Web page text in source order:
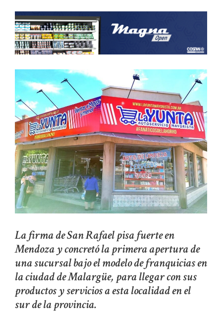
La firma de San Rafael pisa fuerte en
Mendoza y concretó la primera apertura de
una sucursal bajo el modelo de franquicias en
la ciudad de Malargüe, para llegar con sus
productos y servicios a esta localidad en el
sur de la provincia.